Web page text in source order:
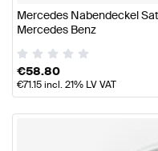
Mercedes Nabendeckel
Mercedes Benz
€58.80
€71.15incl. 21% LV VAT